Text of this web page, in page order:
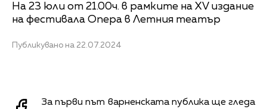
На 23 юли от 21.00ч. в рамките на XV издание
на фестивала Опера в Летния театър
Публикувано на 22.07.2024
За първи път варненската публика ще гледа